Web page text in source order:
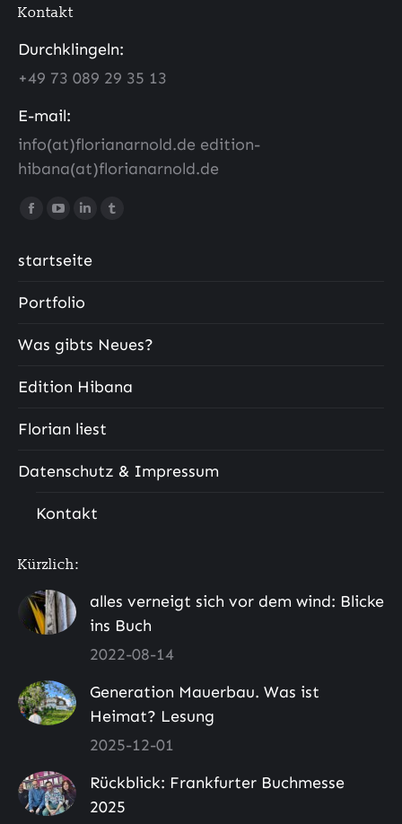
Kontakt
Durchklingeln:
+49 73 089 29 35 13
E-mail:
info(at)florianarnold.de edition-
hibana(at)florianarnold.de
Finde uns auf:
Facebook
wird
einem
neuen
Fenster
geöffnet
YouTube
wird
einem
neuen
Fenster
geöffnet
LinkedIn
wird
neuen
geöffnet
Tumblr
neuen
geöffnet
startseite
Portfolio
Was gibts Neues?
Edition Hibana
Florian liest
Datenschutz & Impressum
Kontakt
Kürzlich:
alles verneigt sich vor dem wind: Blicke
ins Buch
2022-08-14
Generation Mauerbau. Was ist
Heimat? Lesung
2025-12-01
Rückblick: Frankfurter Buchmesse
2025